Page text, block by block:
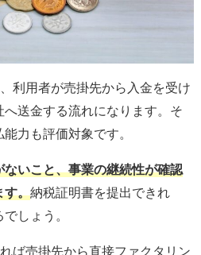
利用者が売掛先から入金を受け
送金する流れになります。そ
力も評価対象です。
いこと、事業の継続性が確認
す。納税証明書を提出できれ
しょう。
ば売掛先から直接ファクタリン